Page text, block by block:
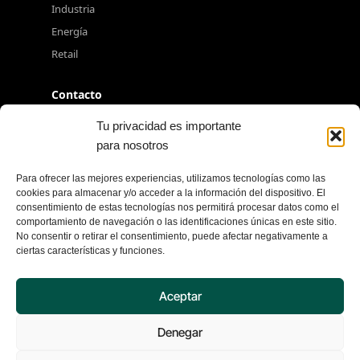
Tu privacidad es importante
para nosotros
Para ofrecer las mejores experiencias, utilizamos tecnologías como las
cookies para almacenar y/o acceder a la información del dispositivo. El
consentimiento de estas tecnologías nos permitirá procesar datos como el
comportamiento de navegación o las identificaciones únicas en este sitio.
No consentir o retirar el consentimiento, puede afectar negativamente a
ciertas características y funciones.
Aceptar
Denegar
Industria
Energía
Retail
Contacto
+34 917 080 550
info@excelia.com
Paseo del Club Deportivo, Parque Empresarial La
Finca, 1, Edificio 11, 28223 Madrid
Ver todas las oficinas →
© 2026 Excelia. Todos los derechos reservados.